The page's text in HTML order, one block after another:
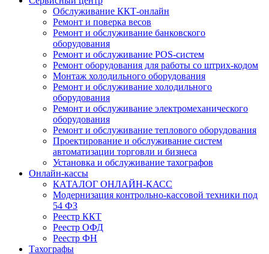
Обслуживание ККТ-онлайн
Ремонт и поверка весов
Ремонт и обслуживание банковского
оборудования
Ремонт и обслуживание POS-систем
Ремонт оборудования для работы со штрих-кодом
Монтаж холодильного оборудования
Ремонт и обслуживание холодильного
оборудования
Ремонт и обслуживание электромеханического
оборудования
Ремонт и обслуживание теплового оборудования
Проектирование и обслуживание систем
автоматизации торговли и бизнеса
Установка и обслуживание тахографов
Онлайн-кассы
КАТАЛОГ ОНЛАЙН-КАСС
Модернизация контрольно-кассовой техники под
54 ФЗ
Реестр ККТ
Реестр ОФД
Реестр ФН
Тахографы